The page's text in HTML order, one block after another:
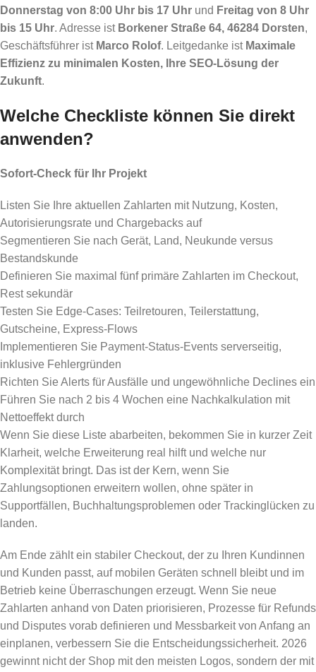
Donnerstag von 8:00 Uhr bis 17 Uhr und Freitag von 8 Uhr
bis 15 Uhr. Adresse ist Borkener Straße 64, 46284 Dorsten,
Geschäftsführer ist Marco Rolof. Leitgedanke ist Maximale
Effizienz zu minimalen Kosten, Ihre SEO-Lösung der
Zukunft.
Welche Checkliste können Sie direkt
anwenden?
Sofort-Check für Ihr Projekt
Listen Sie Ihre aktuellen Zahlarten mit Nutzung, Kosten,
Autorisierungsrate und Chargebacks auf
Segmentieren Sie nach Gerät, Land, Neukunde versus
Bestandskunde
Definieren Sie maximal fünf primäre Zahlarten im Checkout,
Rest sekundär
Testen Sie Edge-Cases: Teilretouren, Teilerstattung,
Gutscheine, Express-Flows
Implementieren Sie Payment-Status-Events serverseitig,
inklusive Fehlergründen
Richten Sie Alerts für Ausfälle und ungewöhnliche Declines ein
Führen Sie nach 2 bis 4 Wochen eine Nachkalkulation mit
Nettoeffekt durch
Wenn Sie diese Liste abarbeiten, bekommen Sie in kurzer Zeit
Klarheit, welche Erweiterung real hilft und welche nur
Komplexität bringt. Das ist der Kern, wenn Sie
Zahlungsoptionen erweitern wollen, ohne später in
Supportfällen, Buchhaltungsproblemen oder Trackinglücken zu
landen.
Am Ende zählt ein stabiler Checkout, der zu Ihren Kundinnen
und Kunden passt, auf mobilen Geräten schnell bleibt und im
Betrieb keine Überraschungen erzeugt. Wenn Sie neue
Zahlarten anhand von Daten priorisieren, Prozesse für Refunds
und Disputes vorab definieren und Messbarkeit von Anfang an
einplanen, verbessern Sie die Entscheidungssicherheit. 2026
gewinnt nicht der Shop mit den meisten Logos, sondern der mit